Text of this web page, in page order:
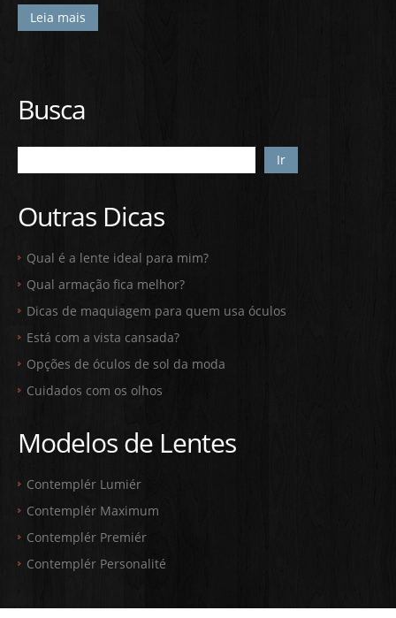
Leia mais
Busca
Ir
Outras Dicas
Qual é a lente ideal para mim?
Qual armação fica melhor?
Dicas de maquiagem para quem usa óculos
Está com a vista cansada?
Opções de óculos de sol da moda
Cuidados com os olhos
Modelos de Lentes
Contemplér Lumiér
Contemplér Maximum
Contemplér Premiér
Contemplér Personalité